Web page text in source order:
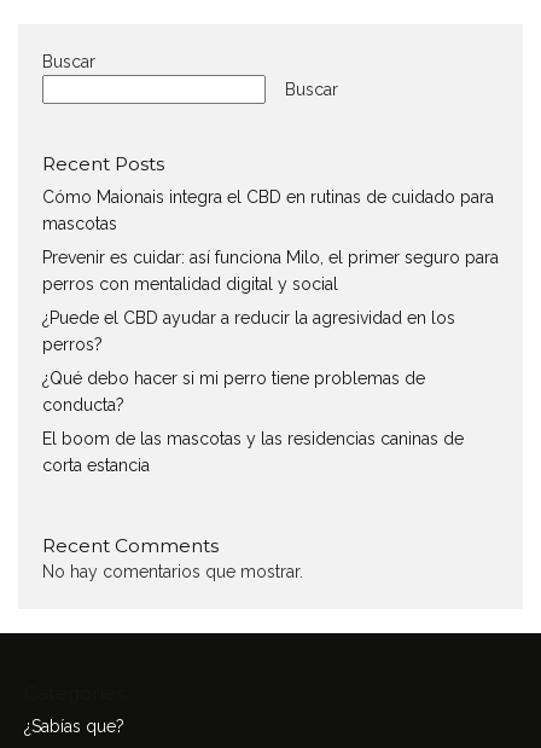
Buscar
Buscar
Recent Posts
Cómo Maionais integra el CBD en rutinas de cuidado para
mascotas
Prevenir es cuidar: así funciona Milo, el primer seguro para
perros con mentalidad digital y social
¿Puede el CBD ayudar a reducir la agresividad en los
perros?
¿Qué debo hacer si mi perro tiene problemas de
conducta?
El boom de las mascotas y las residencias caninas de
corta estancia
Recent Comments
No hay comentarios que mostrar.
¿Sabías que?